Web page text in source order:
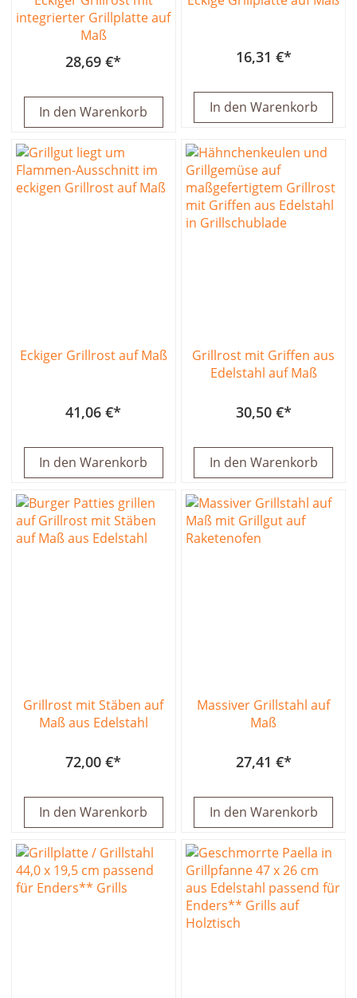
integrierter Grillplatte auf
Maß
28,69 €
In den Warenkorb
16,31 €
In den Warenkorb
Eckiger Grillrost auf Maß
41,06 €
In den Warenkorb
Grillrost mit Griffen aus
Edelstahl auf Maß
30,50 €
In den Warenkorb
Grillrost mit Stäben auf
Maß aus Edelstahl
72,00 €
In den Warenkorb
Massiver Grillstahl auf
Maß
27,41 €
In den Warenkorb